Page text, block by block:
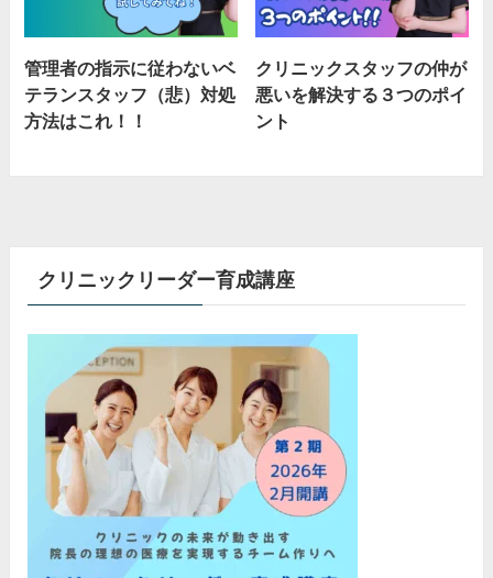
管理者の指示に従わないベ
テランスタッフ（悲）対処
方法はこれ！！
クリニックスタッフの仲が
悪いを解決する３つのポイ
ント
クリニックリーダー育成講座